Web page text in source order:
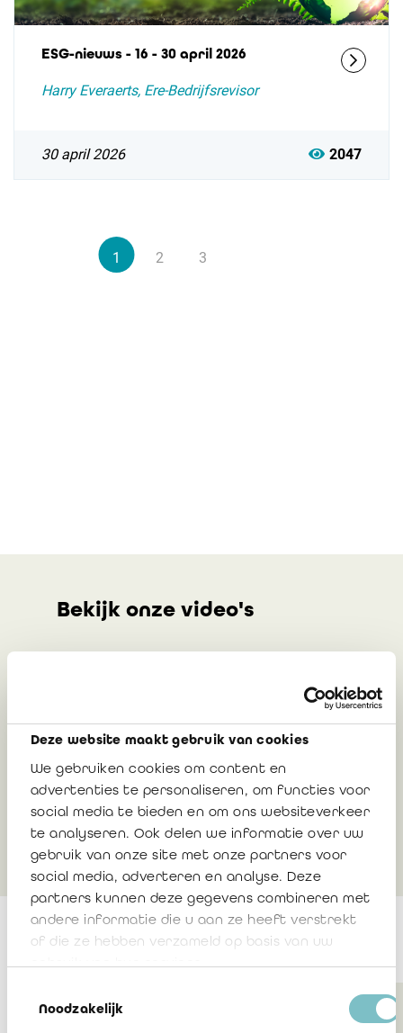
Deze website maakt gebruik van cookies
We gebruiken cookies om content en
advertenties te personaliseren, om functies voor
social media te bieden en om ons websiteverkeer
te analyseren. Ook delen we informatie over uw
gebruik van onze site met onze partners voor
social media, adverteren en analyse. Deze
partners kunnen deze gegevens combineren met
andere informatie die u aan ze heeft verstrekt
of die ze hebben verzameld op basis van uw
Noodzakelijk
ESG-nieuws - 16 - 30 april 2026
Harry Everaerts, Ere-Bedrijfsrevisor
30 april 2026 2047
1 2 3
Bekijk onze video's
meer weten over deze teksten en wat ze
onderwerpen, speciaal voor u gemaakt door
bedrijfsrevisoren die al ervaring hebben met
de controle van duurzaamheidsverslagen.
Al onze ESG video's